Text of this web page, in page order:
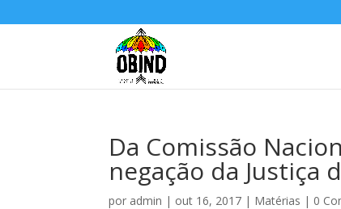
Da Comissão
negação da Justiça
por admin | out 16, 2017 | Matérias | 0